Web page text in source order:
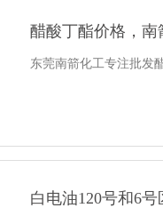
醋酸丁酯价格，
东莞南箭化工专注批发
白电油120号和6